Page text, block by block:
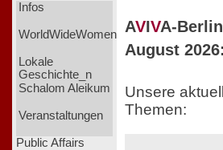
Infos
WorldWideWomen
Lokale
Geschichte_n
Schalom Aleikum
Veranstaltungen
Public Affairs
AVIVA-
August 2026:
Unsere
Themen: